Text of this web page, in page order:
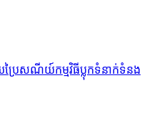
ប្រៃសណីយ៍កម្មវិធីប្លុកទំនាក់ទំនង